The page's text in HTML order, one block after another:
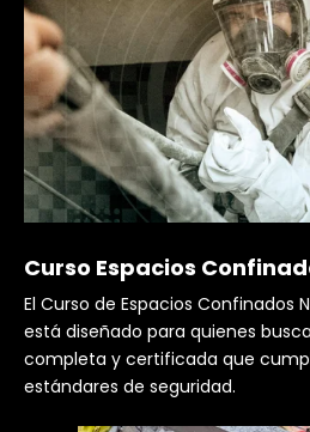
Curso Espacios
El Curso de Espacios Confinados
está diseñado para quienes
completa y certificada que
estándares de seguridad.